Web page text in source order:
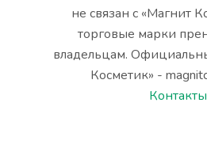
не связан с «Магнит
торговые марки
владельцам.
Косметик» -
Контакты